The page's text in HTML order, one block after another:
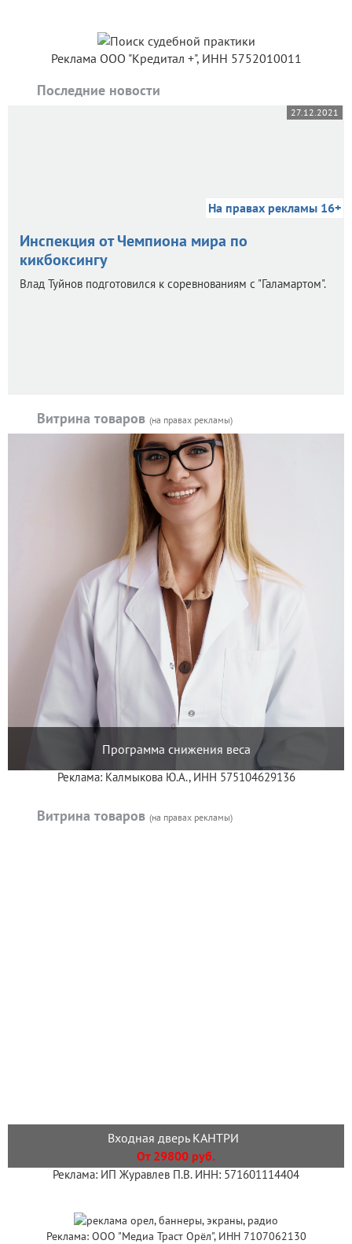
Реклама ООО "Кредитал +", ИНН 5752010011
Последние новости
27.12.2021
На правах рекламы 16+
Инспекция от Чемпиона мира по
кикбоксингу
Влад Туйнов подготовился к соревнованиям с "Галамартом".
Витрина товаров (на правах рекламы)
Программа снижения веса
Реклама: Калмыкова Ю.А., ИНН 575104629136
Витрина товаров (на правах рекламы)
Входная дверь КАНТРИ
От 29800 руб.
Реклама: ИП Журавлев П.В. ИНН: 571601114404
Реклама: ООО "Медиа Траст Орёл", ИНН 7107062130